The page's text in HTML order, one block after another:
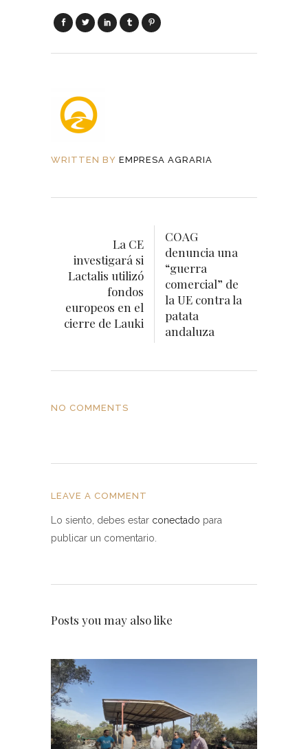
WRITTEN BY EMPRESA AGRARIA
La CE
investigará si
Lactalis utilizó
fondos
europeos en el
cierre de Lauki
COAG
denuncia una
“guerra
comercial” de
la UE contra la
patata
andaluza
NO COMMENTS
LEAVE A COMMENT
Lo siento, debes estar conectado para
publicar un comentario.
Posts you may also like